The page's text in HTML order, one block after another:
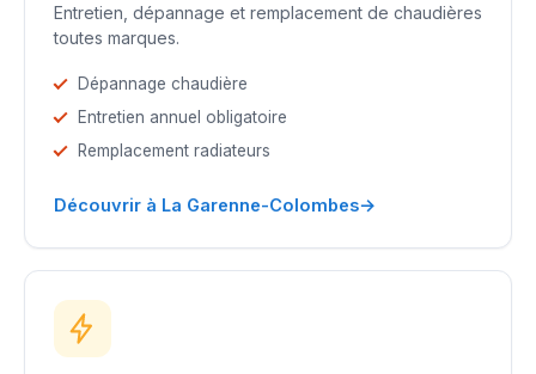
Entretien, dépannage et remplacement de chaudières
toutes marques.
Dépannage chaudière
Entretien annuel obligatoire
Remplacement radiateurs
Découvrir à La Garenne-Colombes→